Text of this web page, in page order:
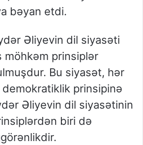
bəyan etdi.
Əliyevin dil siyasəti
möhkəm prinsiplər
Bu siyasət, hər
prinsipinə
Əliyevin dil siyasətinin
biri də